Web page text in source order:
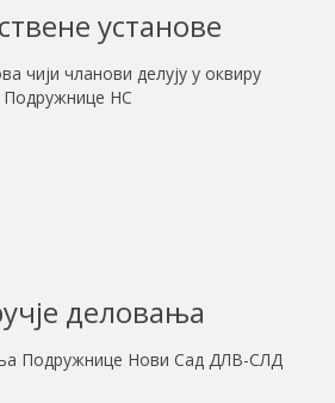
установе
чији чланови делују у оквиру
Подружнице НС
деловања
Подружнице Нови Сад ДЛВ-СЛД